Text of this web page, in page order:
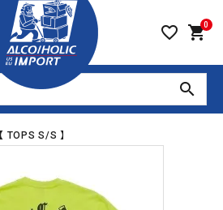
favorite_border 0
shopping_cart
search
【 TOPS S/S 】